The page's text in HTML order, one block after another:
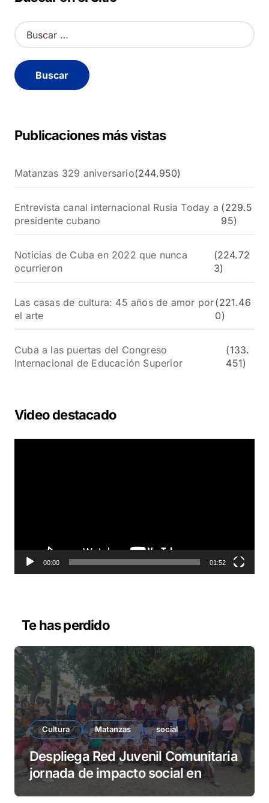
B
u
c
a
Publicaciones más vistas
Matanzas 329 aniversario(244.950)
Entrevista canal internacional Rusia Today a
presidente cubano
(229.5
95)
Noticias de Cuba en 2022 que nunca
ocurrieron
(224.72
3)
Las casas de cultura: 45 años de amor por
el arte
(221.46
0)
Cuba a las puertas del Congreso
Internacional de Educación Superior
(133.
451)
Video destacado
t
r
d
e
00:00 01:52
Te has perdido
Cultura Matanzas social
Despliega Red Juvenil Comunitaria
jornada de impacto social en